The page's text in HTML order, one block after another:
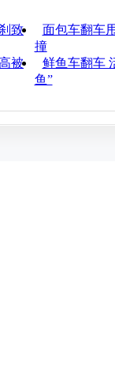
致
面包车翻车
撞
被
鲜鱼车翻车
鱼”